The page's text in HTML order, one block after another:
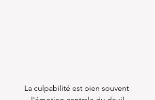
La culpabilité est bien souvent